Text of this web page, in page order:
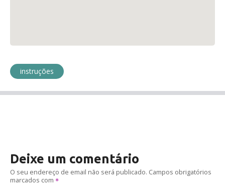
instruções
Deixe um comentário
O seu endereço de email não será publicado. Campos obrigatórios
marcados com